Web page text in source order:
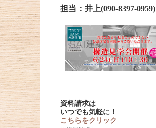
担当：井上(090-8397-0959)
資料請求は
いつでも気軽に！
こちらをクリック